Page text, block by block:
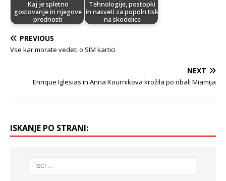
Kaj je spletno
gostovanje in njegove
prednosti
Tehnologije, postopki
in nasveti za popoln tisk
na skodelice
PREVIOUS
Vse kar morate vedeti o SIM kartici
NEXT
Enrique Iglesias in Anna Kournikova krožila po obali Miamija
ISKANJE PO STRANI: